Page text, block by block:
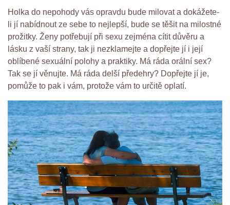
Holka do nepohody vás opravdu bude milovat a dokážete-
li jí nabídnout ze sebe to nejlepší, bude se těšit na milostné
prožitky. Ženy potřebují při sexu zejména cítit důvěru a
lásku z vaší strany, tak ji nezklamejte a dopřejte jí i její
oblíbené sexuální polohy a praktiky. Má ráda orální sex?
Tak se jí věnujte. Má ráda delší předehry? Dopřejte jí je,
pomůže to pak i vám, protože vám to určitě oplatí.